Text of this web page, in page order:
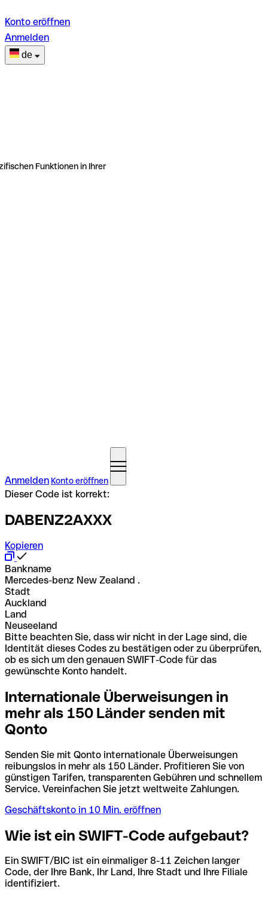
Konto eröffnen
Anmelden
de
Funktionen in Ihrer
Anmelden Konto eröffnen
Dieser Code ist korrekt:
DABENZ2AXXX
Kopieren
Bankname
Mercedes-benz New Zealand .
Stadt
Auckland
Land
Neuseeland
Bitte beachten Sie, dass wir nicht in der Lage sind, die
Identität dieses Codes zu bestätigen oder zu überprüfen,
ob es sich um den genauen SWIFT-Code für das
gewünschte Konto handelt.
Internationale Überweisungen in
mehr als 150 Länder senden mit
Qonto
Senden Sie mit Qonto internationale Überweisungen
reibungslos in mehr als 150 Länder. Profitieren Sie von
günstigen Tarifen, transparenten Gebühren und schnellem
Service. Vereinfachen Sie jetzt weltweite Zahlungen.
Geschäftskonto in 10 Min. eröffnen
Wie ist ein SWIFT-Code aufgebaut?
Ein SWIFT/BIC ist ein einmaliger 8-11 Zeichen langer
Code, der Ihre Bank, Ihr Land, Ihre Stadt und Ihre Filiale
identifiziert.